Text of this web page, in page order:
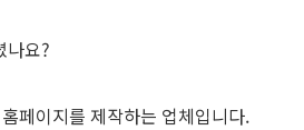
나요?
페이지를 제작하는 업체입니다.